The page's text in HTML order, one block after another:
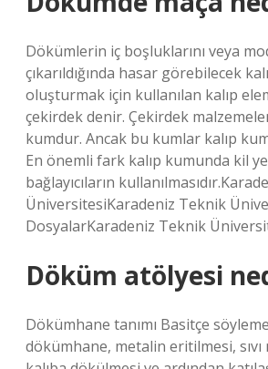
Dökümlerin iç boşluklarını veya
çıkarıldığında hasar görebilecek
oluşturmak için kullanılan kalıp
çekirdek denir. Çekirdek
kumdur. Ancak bu kumlar kalıp
En önemli fark kalıp kumunda kil
bağlayıcıların
ÜniversitesiKaradeniz Teknik
DosyalarKaradeniz Teknik
Döküm atölyesi
Dökümhane tanımı Basitçe
dökümhane, metalin eritilmesi,